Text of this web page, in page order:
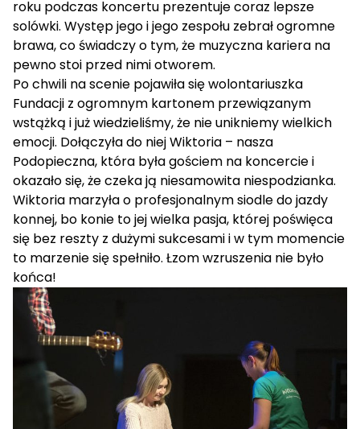
roku podczas koncertu prezentuje coraz lepsze
solówki. Występ jego i jego zespołu zebrał ogromne
brawa, co świadczy o tym, że muzyczna kariera na
pewno stoi przed nimi otworem.
Po chwili na scenie pojawiła się wolontariuszka
Fundacji z ogromnym kartonem przewiązanym
wstążką i już wiedzieliśmy, że nie unikniemy wielkich
emocji. Dołączyła do niejWiktoria – nasza
Podopieczna, która była gościem na koncercie i
okazało się, że czeka ją niesamowita niespodzianka.
Wiktoria marzyła o profesjonalnym siodle do jazdy
konnej, bo konie to jej wielka pasja, której poświęca
się bez reszty z dużymi sukcesami i w tym momencie
to marzenie się spełniło. Łzom wzruszenia nie było
końca!